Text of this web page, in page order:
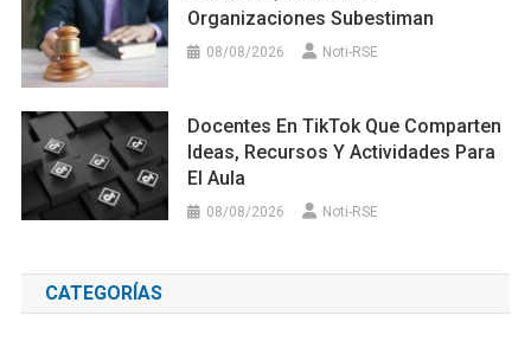
Organizaciones Subestiman
08/08/2026 Noti-RSE
Docentes En TikTok Que Comparten
Ideas, Recursos Y Actividades Para
El Aula
08/08/2026 Noti-RSE
CATEGORÍAS